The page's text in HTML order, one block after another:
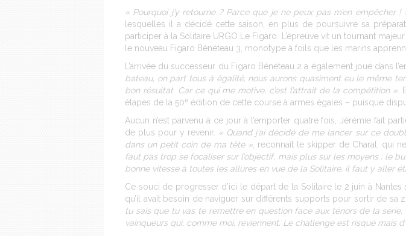
« Pourquoi j’y retourne ? Parce que je ne peux pas m’en empêcher !
lesquelles il a décidé cette saison, en plus de poursuivre sa
participer à la Solitaire URGO Le Figaro. L’épreuve vit un tournant
le nouveau Figaro Bénéteau 3, monotype à foils que les marins
L’arrivée du successeur du Figaro Bénéteau 2 a également joué dans
bateau, on part tous à égalité, nous aurons quasiment eu le même
bon résultat. Car ce qui me motive, c’est l’attrait de la compétition ».
étapes de la 50e édition de cette course à armes égales – puisque
Aucun n’est parvenu à ce jour à l’emporter quatre fois, Jérémie fait
de plus pour y revenir. « Quand j’ai décidé de me lancer sur ce
dans un petit coin de ma tête » , reconnaît le skipper de Charal, qui
faut pas trop se focaliser sur l’objectif, mais plus sur les moyens : le
bonne vitesse à toutes les allures en vue de la Solitaire, il faut y aller
Ce souci de progresser d’ici le départ de la Solitaire le 2 juin à
qu’il avait besoin de naviguer sur différents supports pour sortir de sa
tu sais que tu vas te remettre en question face aux ténors de la
vainqueurs qui, comme moi, reviennent. Le challenge est risqué mais